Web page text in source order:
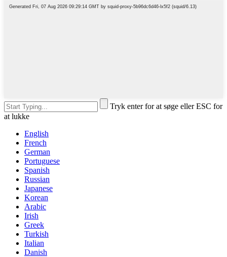
Tryk enter for at søge eller ESC for
at lukke
English
French
German
Portuguese
Spanish
Russian
Japanese
Korean
Arabic
Irish
Greek
Turkish
Italian
Danish